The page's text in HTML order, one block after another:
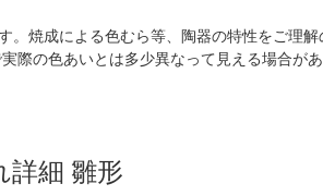
。焼成による色むら等、陶器の特性をご理解
際の色あいとは多少異なって見える場合があ
詳細 雛形